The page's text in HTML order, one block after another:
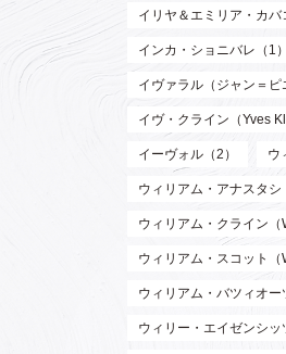
イリヤ＆エミリア・カバ
インカ・ショニバレ（1）
イヴァラル（ジャン＝ピ
イヴ・クライン（Yves
イーヴォル（2） ウ
ウィリアム・アナスタシ
ウィリアム・クライン（
ウィリアム・スコット（
ウィリアム・バツィオー
ウィリー・エイゼンシッ